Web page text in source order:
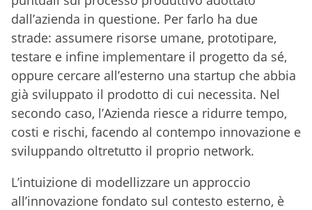
dall’azienda in questione. Per farlo ha due
strade: assumere risorse umane, prototipare,
testare e infine implementare il progetto da sé,
oppure cercare all’esterno una startup che abbia
già sviluppato il prodotto di cui necessita. Nel
secondo caso, l’Azienda riesce a ridurre tempo,
costi e rischi, facendo al contempo innovazione e
sviluppando oltretutto il proprio network.
L’intuizione di modellizzare un approccio
all’innovazione fondato sul contesto esterno, è